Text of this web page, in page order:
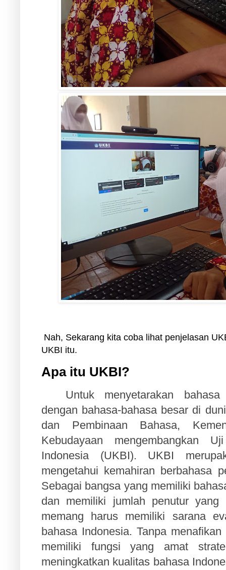
Nah, Sekarang kita coba lihat penjelasan
UKBI itu.
Apa itu UKBI?
Untuk menyetarakan
dengan bahasa-bahasa besar di
dan Pembinaan Bahasa,
Kebudayaan mengembangkan
Indonesia (UKBI). UKBI
mengetahui kemahiran berbahasa
Sebagai bangsa yang memiliki
dan memiliki jumlah penutur yang
memang harus memiliki sarana
bahasa Indonesia. Tanpa
memiliki fungsi yang amat
meningkatkan kualitas bahasa